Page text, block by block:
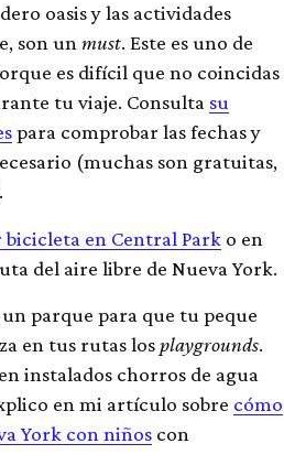
oasis y las actividades
son unmust. Este es uno de
es difícil que no coincidas
tu viaje. Consulta su
para comprobar las fechas y
(muchas son gratuitas,
en Central Park o en
del aire libre de Nueva York.
parque para que tu peque
en tus rutas losplaygrounds.
instalados chorros de agua
en mi artículo sobre cómo
York con niños con